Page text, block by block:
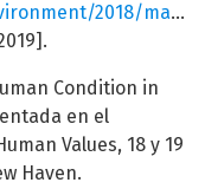
2018/mar/
Condition in
en el
Values, 18 y 19
Haven.